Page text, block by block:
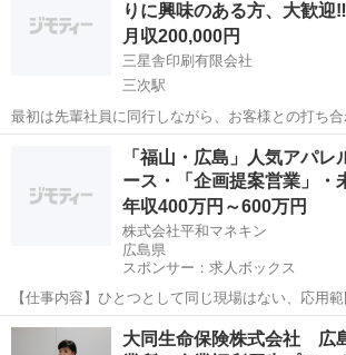
も丁寧に研修を行う...りに興味のある方、大歓
月収200,000円
三星舎印刷有限会社
三次駅
最初は先輩社員に同行しながら、お客様との打ち合
いて学んでいただきます。その後は営業活動に加
画・準備・会場設営・運営にも携わります。将来
打ち合わせからイベント全体の進行管理まで...
三次駅 その他
「福山・広島」人気アパレ
ース・「企画提案営業」
年収400万円～600万円
株式会社平和マネキン
広島県
スポンサー：求人ボックス
【仕事内容】ひとつとして同じ現場はない、応用範
であなたのセンスを活かした提案営業をしてみま
「遊び心が武器になる?!」 DIORやGUCCIなど人
正社員
大同生命保険株式会社 広